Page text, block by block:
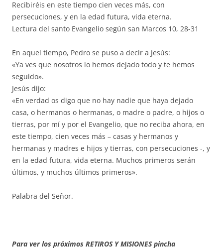
Recibiréis en este tiempo cien veces más, con
persecuciones, y en la edad futura, vida eterna.
Lectura del santo Evangelio según san Marcos 10, 28-31
En aquel tiempo, Pedro se puso a decir a Jesús:
«Ya ves que nosotros lo hemos dejado todo y te hemos
seguido».
Jesús dijo:
«En verdad os digo que no hay nadie que haya dejado
casa, o hermanos o hermanas, o madre o padre, o hijos o
tierras, por mí y por el Evangelio, que no reciba ahora, en
este tiempo, cien veces más – casas y hermanos y
hermanas y madres e hijos y tierras, con persecuciones -, y
en la edad futura, vida eterna. Muchos primeros serán
últimos, y muchos últimos primeros».
Palabra del Señor.
Para ver los próximos RETIROS Y MISIONES pincha